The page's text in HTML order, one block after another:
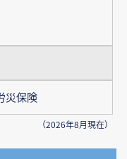
災保険
（2026年8月現在）